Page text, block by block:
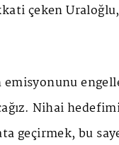
çeken
Nihai
geçirmek, bu